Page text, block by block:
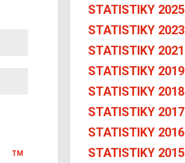
TM
STATISTIKY 2025
STATISTIKY 2023
STATISTIKY 2021
STATISTIKY 2019
STATISTIKY 2018
STATISTIKY 2017
STATISTIKY 2016
STATISTIKY 2015